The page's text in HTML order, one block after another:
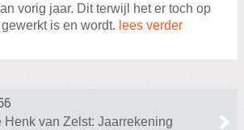
vorig jaar. Dit terwijl het er toch op
is en wordt. lees verder
Henk van Zelst: Jaarrekening